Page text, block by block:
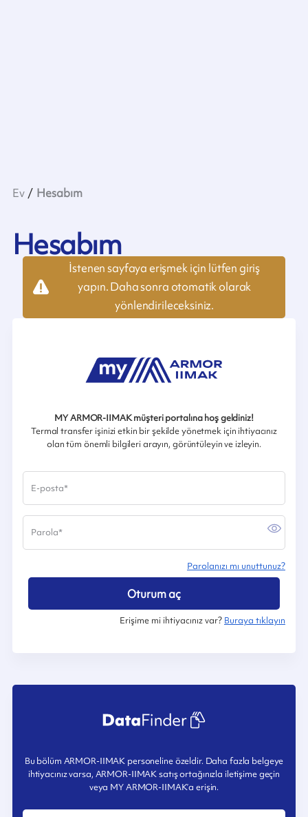
Ev Hesabım
Hesabım
İstenen sayfaya erişmek için lütfen giriş
yapın. Daha sonra otomatik olarak
yönlendirileceksiniz.
MY ARMOR-IIMAK müşteri portalına hoş geldiniz!
Termal transfer işinizi etkin bir şekilde yönetmek için ihtiyacınız
olan tüm önemli bilgileri arayın, görüntüleyin ve izleyin.
E-posta*
Parola*
Parolanızı mı unuttunuz?
Oturum aç
Erişime mi ihtiyacınız var? Buraya tıklayın
Bu bölüm ARMOR-IIMAK personeline özeldir. Daha fazla belgeye
ihtiyacınız varsa, ARMOR-IIMAK satış ortağınızla iletişime geçin
veya MY ARMOR-IIMAK’a erişin.